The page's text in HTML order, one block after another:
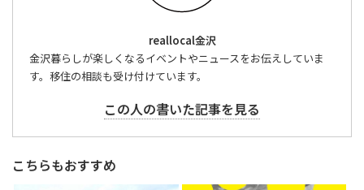
reallocal金沢
金沢暮らしが楽しくなるイベントやニュースをお伝えしていま
す。移住の相談も受け付けています。
この人の書いた記事を見る
こちらもおすすめ